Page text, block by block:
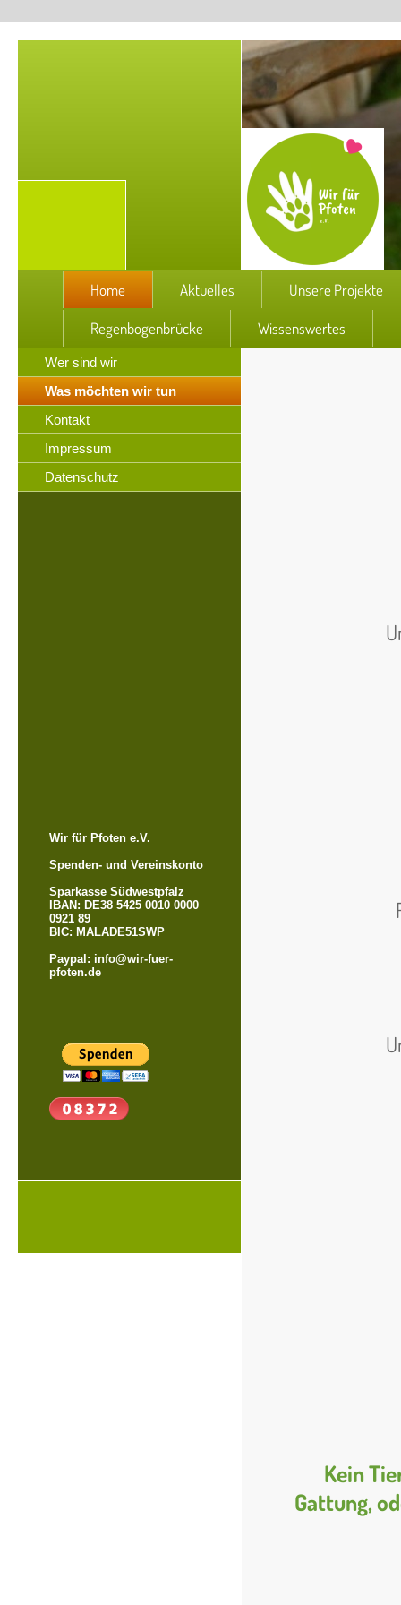
Home Aktuelles Unsere Projekte
Regenbogenbrücke Wissenswertes
Wer sind wir
Was möchten wir tun
Kontakt
Impressum
Datenschutz
Wir für Pfoten e.V.
Spenden- und Vereinskonto
Sparkasse Südwestpfalz
IBAN: DE38 5425 0010 0000
0921 89
BIC: MALADE51SWP
Paypal: info@wir-fuer-
pfoten.de
Kein
Gattung,